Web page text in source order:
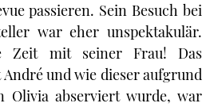
passieren. Sein Besuch bei
war eher unspektakulär.
Zeit mit seiner Frau! Das
und wie dieser aufgrund
Olivia abserviert wurde, war